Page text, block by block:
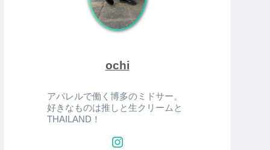
ochi
アパレルで働く博多のミドサー。
好きなものは推しと生クリームと
THAILAND！